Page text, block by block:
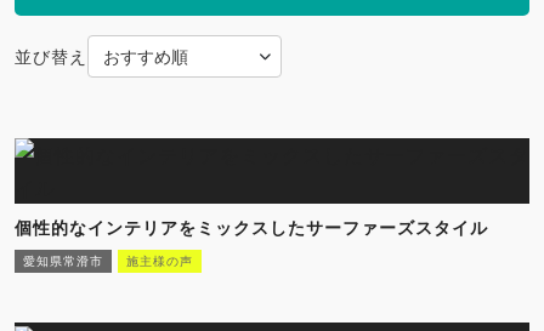
並び替え
個性的なインテリアをミックスしたサーファーズスタイル
愛知県常滑市 施主様の声